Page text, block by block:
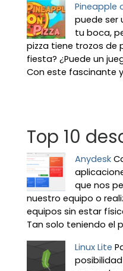
Pineapple
puede ser
tu boca,
pizza tiene trozos de
fiesta? ¿Puede un
Con este fascinante
Top 10
Anydesk
que nos
nuestro equipo o
equipos sin estar
Tan solo teniendo el
Linux Lite